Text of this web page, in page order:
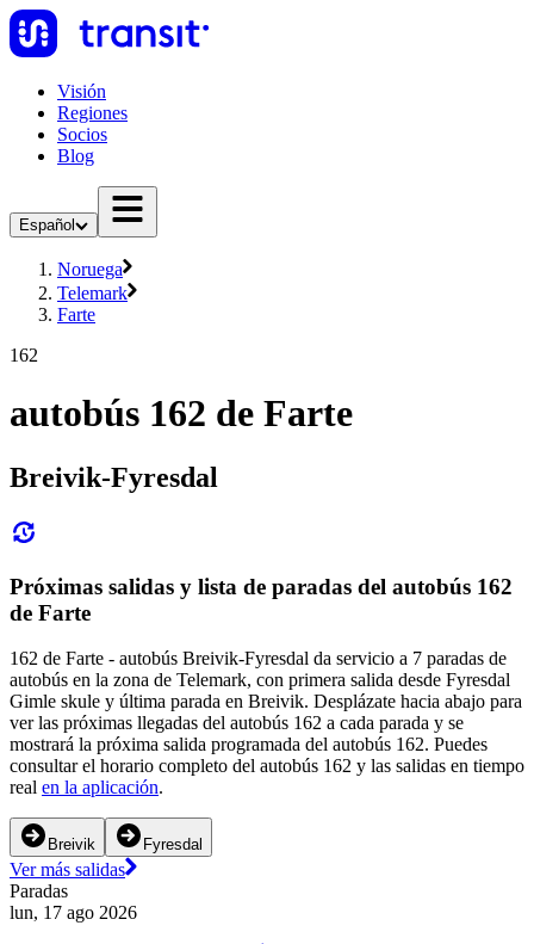
Visión
Regiones
Socios
Blog
Español
Noruega
Telemark
Farte
162
autobús 162 de Farte
Breivik-Fyresdal
Próximas salidas y lista de paradas del autobús 162
de Farte
162 de Farte - autobús Breivik-Fyresdal da servicio a 7 paradas de
autobús en la zona de Telemark, con primera salida desde Fyresdal
Gimle skule y última parada en Breivik. Desplázate hacia abajo para
ver las próximas llegadas del autobús 162 a cada parada y se
mostrará la próxima salida programada del autobús 162. Puedes
consultar el horario completo del autobús 162 y las salidas en tiempo
real en la aplicación.
Breivik Fyresdal
Ver más salidas
Paradas
lun, 17 ago 2026